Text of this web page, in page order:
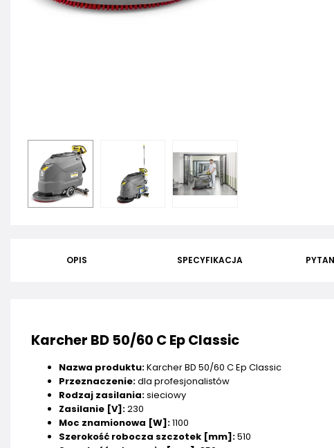
OPIS SPECYFIKACJA
Karcher BD 50/60 C Ep Classic
Nazwa produktu:Karcher BD 50/60 C Ep Classic
Przeznaczenie:dla profesjonalistów
Rodzaj zasilania:sieciowy
Zasilanie [V]:230
Moc znamionowa [W]:1100
Szerokość robocza szczotek [mm]:510